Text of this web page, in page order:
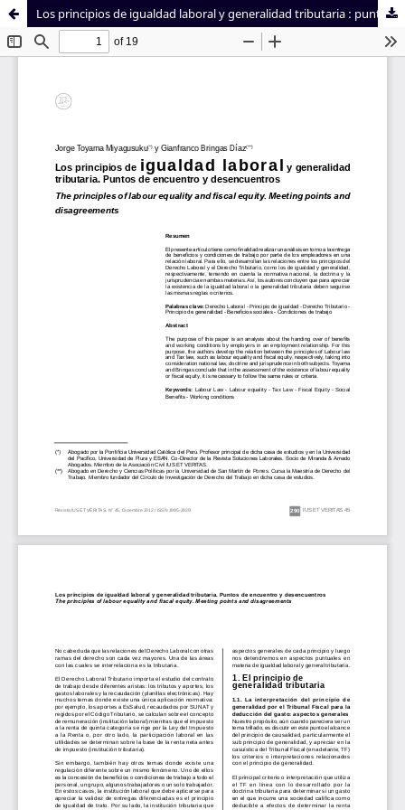
Sistema de
Bibliotecas
Facultad de
Derecho
Los principios de igualdad laboral y generalidad tributaria : puntos de encuentro y desencuentros